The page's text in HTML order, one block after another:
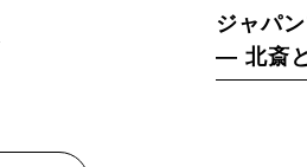
ジャパ
— 北斎